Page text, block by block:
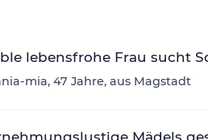
lebensfrohe Frau sucht
mia, 47 Jahre, aus Magstadt